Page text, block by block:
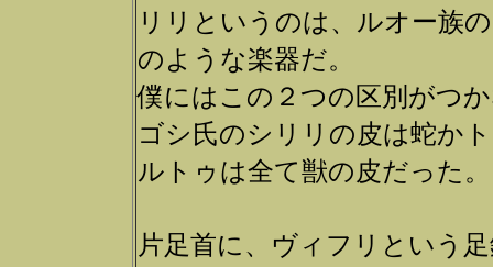
リリというのは、ルオー族
のような楽器だ。
僕にはこの２つの区別がつ
ゴシ氏のシリリの皮は蛇か
ルトゥは全て獣の皮だった。
片足首に、ヴィフリという